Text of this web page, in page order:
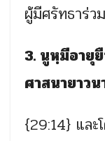
ผู้มีศรัทธาร่ว
3. นูหฺมีอายุ
ศาสนายาว
{29:14} และ